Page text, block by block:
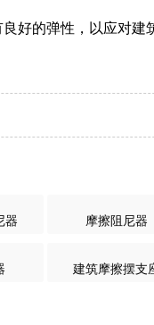
好的弹性，以应对建
器 摩擦阻尼器
建筑摩擦摆支